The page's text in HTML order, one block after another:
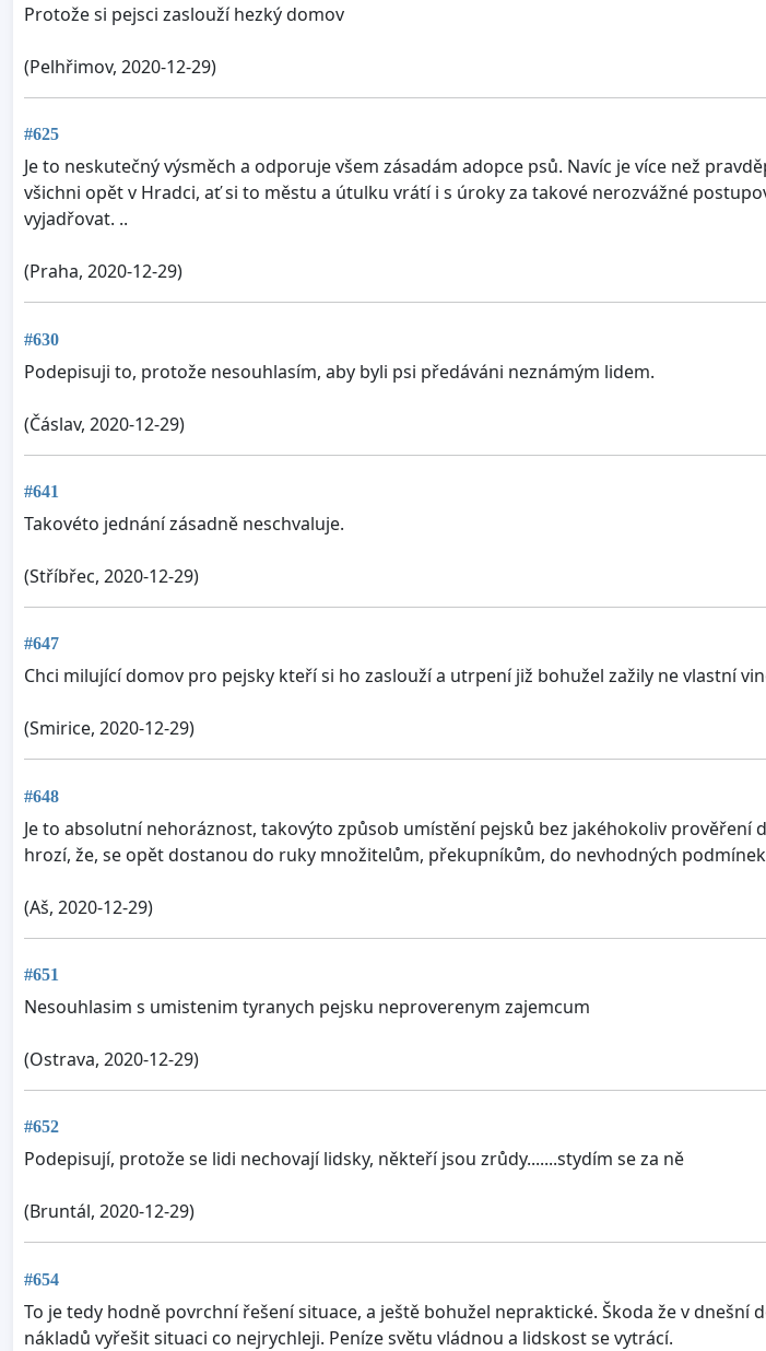
Protože si pejsci zaslouží hezký domov
(Pelhřimov, 2020-12-29)
#625
Je to neskutečný výsměch a odporuje všem zásadám adopce psů. Navíc je více než
všichni opět v Hradci, ať si to městu a útulku vrátí i s úroky za takové nerozvážné
vyjadřovat. ..
(Praha, 2020-12-29)
#630
Podepisuji to, protože nesouhlasím, aby byli psi předáváni neznámým lidem.
(Čáslav, 2020-12-29)
#641
Takovéto jednání zásadně neschvaluje.
(Stříbřec, 2020-12-29)
#647
Chci milující domov pro pejsky kteří si ho zaslouží a utrpení již bohužel zažily ne vlastní
(Smirice, 2020-12-29)
#648
Je to absolutní nehoráznost, takovýto způsob umístění pejsků bez jakéhokoliv
hrozí, že, se opět dostanou do ruky množitelům, překupníkům, do nevhodných
(Aš, 2020-12-29)
#651
Nesouhlasim s umistenim tyranych pejsku neproverenym zajemcum
(Ostrava, 2020-12-29)
#652
Podepisují, protože se lidi nechovají lidsky, někteří jsou zrůdy.......stydím se za ně
(Bruntál, 2020-12-29)
#654
To je tedy hodně povrchní řešení situace, a ještě bohužel nepraktické. Škoda že v
nákladů vyřešit situaci co nejrychleji. Peníze světu vládnou a lidskost se vytrácí.